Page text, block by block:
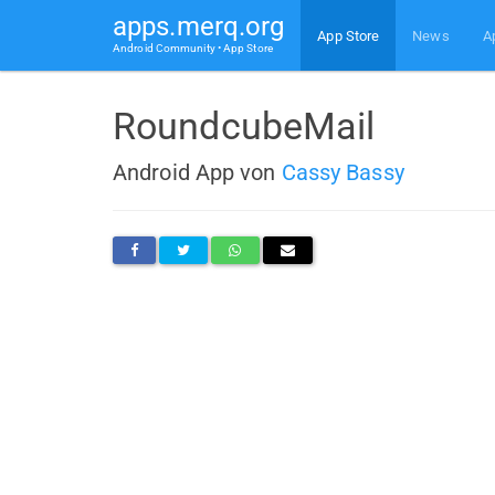
apps.merq.org
Android Community • App Store
App Store News
RoundcubeMail
Android App von Cassy Bassy